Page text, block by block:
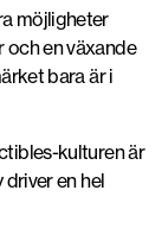
möjligheter
och en växande
bara är i
kulturen är
en hel